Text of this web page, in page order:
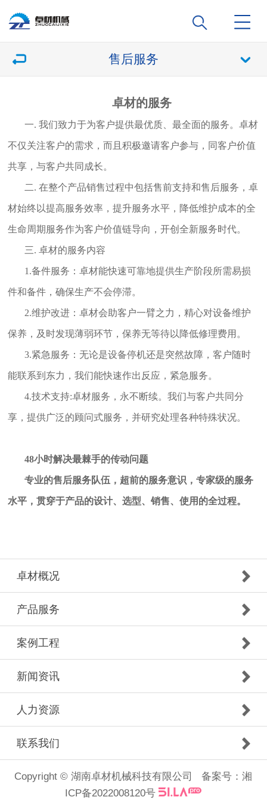
售后服务
卓材的服务
一. 我们致力于为客户提供最优质、最全面的服务。卓材
不仅关注客户的需求，而且积极邀请客户参与，同客户价值
共享，与客户共同成长。
二. 在整个产品销售过程中包括售前支持和售后服务，卓
材始终以提高服务效率，提升服务水平，降低维护成本的全
生命周期服务作为客户价值链导向，开创全新服务时代。
三. 卓材的服务内容
1.备件服务：卓材能快速可靠地提供生产阶段所需易损
件和备件，确保生产不会停滞。
2.维护改进：卓材会助客户一臂之力，精心对设备维护
保养，及时发现薄弱环节，保养无等待以降低修理费用。
3.紧急服务：无论是设备停机还是突然故障，客户随时
能联系到东力，我们能快速作出反应，紧急服务。
4.技术支持:卓材服务，永不断续。我们与客户共同分
享，提供广泛的顾问式服务，并研究处理各种特殊状况。
48小时解决最棘手的传动问题
专业的售后服务队伍，超前的服务意识，专家级的服务
水平，贯穿于产品的设计、选型、销售、使用的全过程。
卓材概况
产品服务
案例工程
新闻资讯
人力资源
联系我们
Copyright © 湖南卓材机械科技有限公司 备案号：湘
ICP备2022008120号